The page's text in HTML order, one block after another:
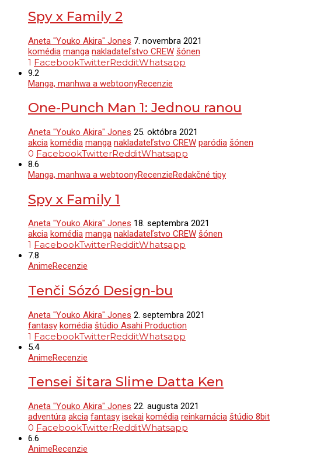
Spy x Family 2
Aneta "Youko Akira" Jones 7. novembra 2021
komédia manga nakladateľstvo CREW šónen
1 FacebookTwitterRedditWhatsapp
9.2
Manga, manhwa a webtoonyRecenzie
One-Punch Man 1: Jednou ranou
Aneta "Youko Akira" Jones 25. októbra 2021
akcia komédia manga nakladateľstvo CREW paródia šónen
0 FacebookTwitterRedditWhatsapp
8.6
Manga, manhwa a webtoonyRecenzieRedakčné tipy
Spy x Family 1
Aneta "Youko Akira" Jones 18. septembra 2021
akcia komédia manga nakladateľstvo CREW šónen
1 FacebookTwitterRedditWhatsapp
7.8
AnimeRecenzie
Tenči Sózó Design-bu
Aneta "Youko Akira" Jones 2. septembra 2021
fantasy komédia štúdio Asahi Production
1 FacebookTwitterRedditWhatsapp
5.4
AnimeRecenzie
Tensei šitara Slime Datta Ken
Aneta "Youko Akira" Jones 22. augusta 2021
adventúra akcia fantasy isekai komédia reinkarnácia štúdio 8bit
0 FacebookTwitterRedditWhatsapp
6.6
AnimeRecenzie